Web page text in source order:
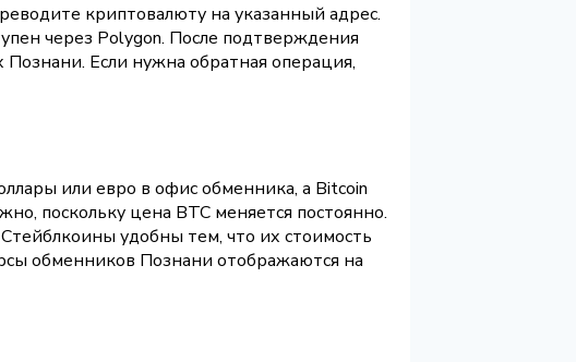
криптовалюту на указанный адрес.
через Polygon. После подтверждения
Если нужна обратная операция,
или евро в офис обменника, а Bitcoin
поскольку цена BTC меняется постоянно.
удобны тем, что их стоимость
обменников Познани отображаются на